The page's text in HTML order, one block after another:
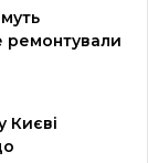
ремонтували
Києві